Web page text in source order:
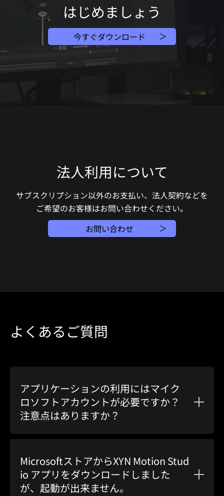
はじめましょう
今すぐダウンロード
法人利用について
サブスクリプション以外のお支払い、法人契約などを
ご希望のお客様はお問い合わせください。
お問い合わせ
よくあるご質問
アプリケーションの利用にはマイク
ロソフトアカウントが必要ですか？
注意点はありますか？
MicrosoftストアからXYN Motion Stud
io アプリをダウンロードしました
が、起動が出来ません。